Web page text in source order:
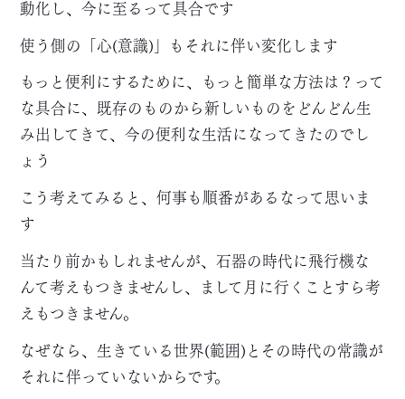
動化し、今に至るって具合です
使う側の「心(意識)」もそれに伴い変化します
もっと便利にするために、もっと簡単な方法は？って
な具合に、既存のものから新しいものをどんどん生
み出してきて、今の便利な生活になってきたのでし
ょう
こう考えてみると、何事も順番があるなって思いま
す
当たり前かもしれませんが、石器の時代に飛行機な
んて考えもつきませんし、まして月に行くことすら考
えもつきません。
なぜなら、生きている世界(範囲)とその時代の常識が
それに伴っていないからです。